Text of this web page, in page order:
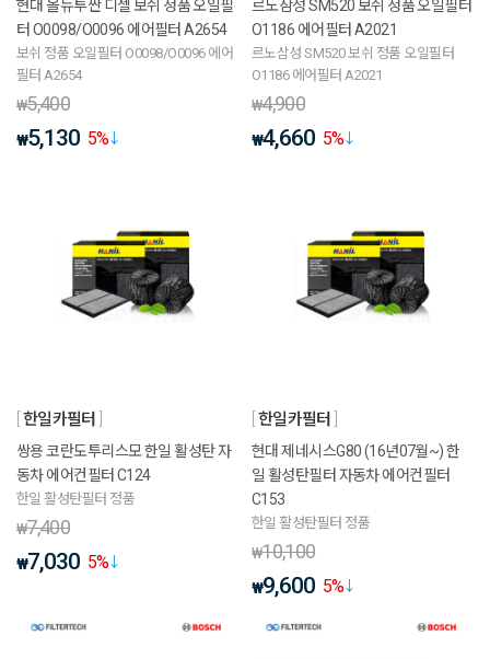
현대 올뉴투싼 디젤 보쉬 정품 오일필
터 O0098/O0096 에어필터 A2654
보쉬 정품 오일필터 O0098/O0096 에어
필터 A2654
₩5,400
₩5,130 5%
르노삼성 SM520 보쉬 정품 오일필터
O1186 에어필터 A2021
르노삼성 SM520 보쉬 정품 오일필터
O1186 에어필터 A2021
₩4,900
₩4,660 5%
한일카필터
쌍용 코란도투리스모 한일 활성탄 자
동차 에어컨필터 C124
한일 활성탄필터 정품
₩7,400
₩7,030 5%
한일카필터
현대 제네시스G80 (16년07월~) 한
일 활성탄필터 자동차 에어컨필터
C153
한일 활성탄필터 정품
₩10,100
₩9,600 5%